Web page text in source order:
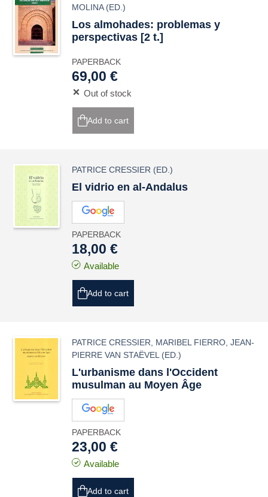
MOLINA(ED.)
Los almohades: problemas y
perspectivas [2 t.]
PAPERBACK
69,00 €
Out of stock
Add to cart
PATRICE CRESSIER (ED.)
El vidrio en al-Andalus
PAPERBACK
18,00 €
Available
Add to cart
PATRICE CRESSIER MARIBEL FIERRO ,JEAN-
PIERRE VAN STAËVEL (ED.)
L'urbanisme dans l'Occident
musulman au Moyen Âge
PAPERBACK
23,00 €
Available
Add to cart